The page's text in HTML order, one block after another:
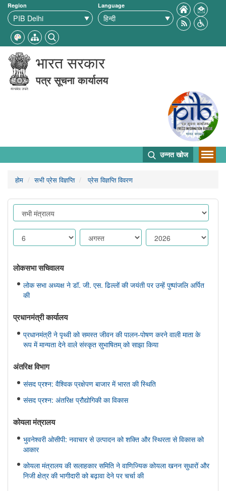
Region Language
भारत सरकार
पत्र सूचना कार्यालय
उन्नत खोज
होम सभी प्रेस विज्ञप्ति प्रेस विज्ञप्ति विवरण
लोकसभा सचिवालय
लोक सभा अध्यक्ष ने डॉ. जी. एस. ढिल्लों की जयंती पर उन्हें पुष्पांजलि अर्पित
की
प्रधानमंत्री कार्यालय
प्रधानमंत्री ने पृथ्वी को समस्त जीवन की पालन-पोषण करने वाली माता के
रूप में मान्यता देने वाले संस्कृत सुभाषितम् को साझा किया
अंतरिक्ष विभाग
संसद प्रश्न: वैश्विक प्रक्षेपण बाजार में भारत की स्थिति
संसद प्रश्न: अंतरिक्ष प्रौद्योगिकी का विकास
कोयला मंत्रालय
भुवनेश्वरी ओसीपी: नवाचार से उत्पादन को शक्ति और स्थिरता से विकास को
आकार
कोयला मंत्रालय की सलाहकार समिति ने वाणिज्यिक कोयला खनन सुधारों और
निजी क्षेत्र की भागीदारी को बढ़ावा देने पर चर्चा की